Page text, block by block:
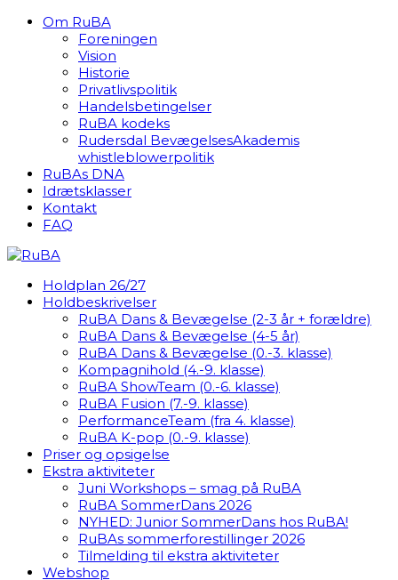
Om RuBA
Foreningen
Vision
Historie
Privatlivspolitik
Handelsbetingelser
RuBA kodeks
Rudersdal BevægelsesAkademis
whistleblowerpolitik
RuBAs DNA
Idrætsklasser
Kontakt
FAQ
Holdplan 26/27
Holdbeskrivelser
RuBA Dans & Bevægelse (2-3 år + forældre)
RuBA Dans & Bevægelse (4-5 år)
RuBA Dans & Bevægelse (0.-3. klasse)
Kompagnihold (4.-9. klasse)
RuBA ShowTeam (0.-6. klasse)
RuBA Fusion (7.-9. klasse)
PerformanceTeam (fra 4. klasse)
RuBA K-pop (0.-9. klasse)
Priser og opsigelse
Ekstra aktiviteter
Juni Workshops – smag på RuBA
RuBA SommerDans 2026
NYHED: Junior SommerDans hos RuBA!
RuBAs sommerforestillinger 2026
Tilmelding til ekstra aktiviteter
Webshop